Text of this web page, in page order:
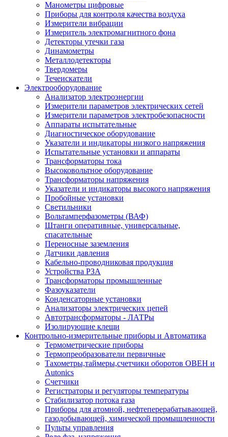
Манометры цифровые
Приборы для контроля качества воздуха
Измерители вибрации
Измеритель электромагнитного фона
Детекторы утечки газа
Динамометры
Металлодетекторы
Твердомеры
Течеискатели
Электрооборудование
Анализатор электроэнергии
Измерители параметров электрических сетей
Измерители параметров электробезопасности
Аппараты испытательные
Диагностическое оборудование
Указатели и индикаторы низкого напряжения
Испытательные установки и аппараты
Трансформаторы тока
Высоковольтное оборудование
Трансформаторы напряжения
Указатели и индикаторы высокого напряжения
Пробойные установки
Светильники
Вольтамперфазометры (ВАФ)
Штанги оперативные, универсальные,
спасательные
Переносные заземления
Датчики давления
Кабельно-проводниковая продукция
Устройства РЗА
Трансформаторы промышленные
Фазоуказатели
Конденсаторные установки
Анализаторы электрических цепей
Автотрансформаторы - ЛАТРы
Изолирующие клещи
Контрольно-измерительные приборы и Автоматика
Термометрические приборы
Термопреобразователи первичные
Тахометры,таймеры,счетчики оборотов ОВЕН и
Autonics
Счетчики
Регистраторы и регуляторы температуры
Стабилизатор потока газа
Приборы для атомной, нефтеперерабатывающей,
газодобывающей, химической промышленности
Пульты управления